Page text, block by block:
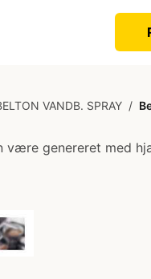
VANDB. SPRAY /
være genereret med